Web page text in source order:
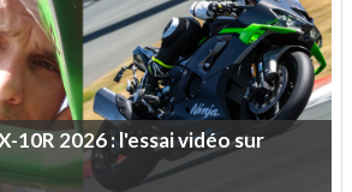
10R 2026:l'essaividéosur